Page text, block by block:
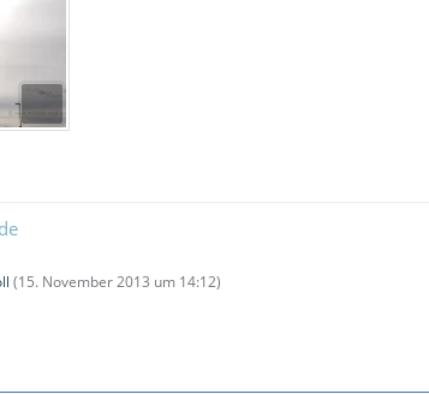
(15. November 2013 um 14:12)